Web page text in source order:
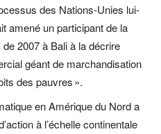
des Nations-Unies lui-
amené un participant de la
2007 à Bali à la décrire
géant de marchandisation
des pauvres ».
en Amérique du Nord a
à l’échelle continentale